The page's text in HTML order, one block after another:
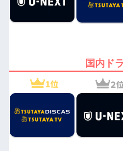
国内ド